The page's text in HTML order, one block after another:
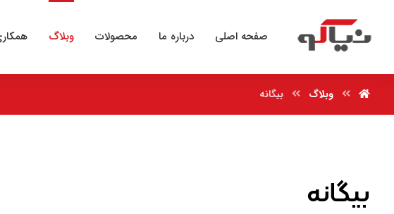
صفحه اصلی درباره ما محصولات وبلاگ
وبلاگ بیگانه
بیگانه